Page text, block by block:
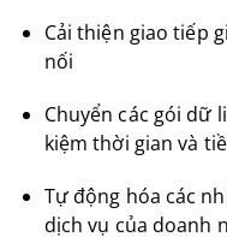
Cải thiện giao tiếp
nối
Chuyển các gói dữ
kiệm thời gian và
Tự động hóa các
dịch vụ của doanh